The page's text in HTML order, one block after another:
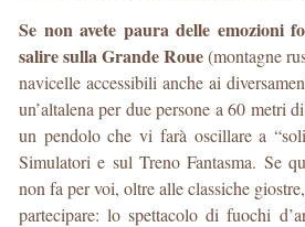
Se non avete paura delle emozioni
salire sulla Grande Roue(montagne
navicelle accessibili anche ai
un’altalena per due persone a 60 metri
un pendolo che vi farà oscillare a
Simulatori e sul Treno Fantasma. Se
non fa per voi, oltre alle classiche
partecipare: lo spettacolo di fuochi